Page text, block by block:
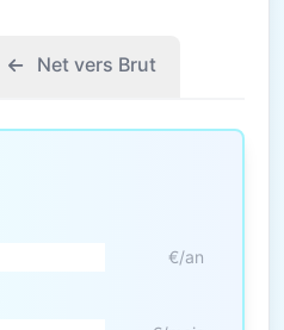
Net vers Brut
€/an